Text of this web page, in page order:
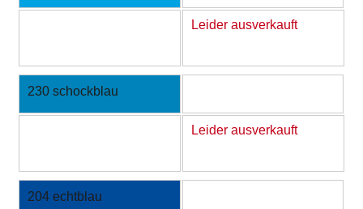
Leider ausverkauft
230 schockblau
Leider ausverkauft
204 echtblau